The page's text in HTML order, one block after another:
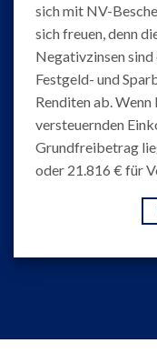
sich mit NV-
sich freuen, denn
Negativzinsen
Festgeld- und
Renditen ab.
versteuernden
Grundfreibetrag
oder 21.816 € für